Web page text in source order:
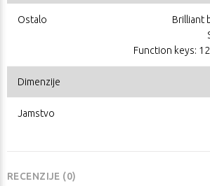
Ostalo
Brilliant
Function keys:
Dimenzije
Jamstvo
RECENZIJE (0)